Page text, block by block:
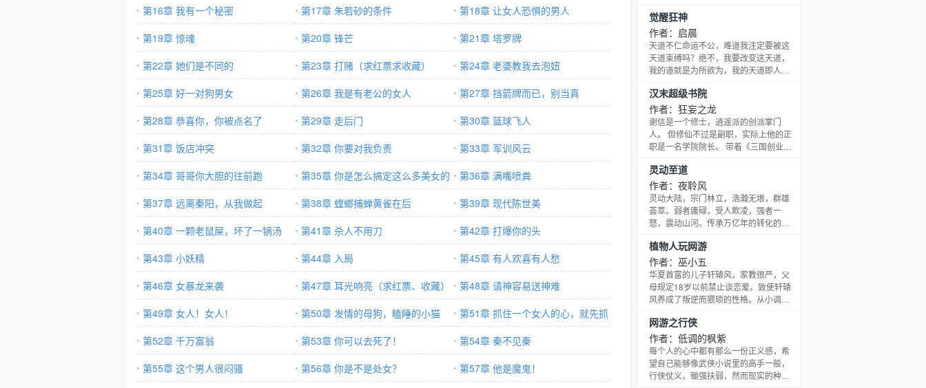
第16章 我有一个秘密
第17章 朱若砂的条件
第18章 让女人恐惧的男人
第19章 惊魂
第20章 锋芒
第21章 塔罗牌
第22章 她们是不同的
第23章 打赌（求红票求收藏）
第24章 老婆教我去泡妞
第25章 好一对狗男女
第26章 我是有老公的女人
第27章 挡箭牌而已，别当真
第28章 恭喜你，你被点名了
第29章 走后门
第30章 篮球飞人
第31章 饭店冲突
第32章 你要对我负责
第33章 军训风云
第34章 哥哥你大胆的往前跑
第35章 你是怎么搞定这么多美女的
第36章 满嘴喷粪
第37章 远离秦阳，从我做起
第38章 螳螂捕蝉黄雀在后
第39章 现代陈世美
第40章 一颗老鼠屎，坏了一锅汤
第41章 杀人不用刀
第42章 打爆你的头
第43章 小妖精
第44章 入局
第45章 有人欢喜有人愁
第46章 女暴龙来袭
第47章 耳光响亮（求红票、收藏）
第48章 请神容易送神难
第49章 女人！女人！
第50章 发情的母狗，瞌睡的小猫
第51章 抓住一个女人的心，就先抓
住她的胃
第52章 千万富翁 第53章 你可以去死了！
第54章 秦不见秦
第55章 这个男人很闷骚
第56章 你是不是处女？
第57章 他是魔鬼！
多。②本文依旧主攻攻控，中篇，文1作
者
漠，全身散发着冰冷气息的男子告诉
她：你已经是我的妻子，不要再做蠢事
了？
觉醒狂神
作者：启晨
天道不仁命运不公，难道我注定要被这
天道束缚吗？绝不，我要改变这天道，
我的道就是为所欲为，我的天道即人
亡，如此而已，否则活得像窝囊废一样
有什么意思呢，我一定要创造属于我自
己的辉煌！
汉末超级书院
作者：狂妄之龙
谢信是一个修士，逍遥派的创派掌门
人。 但修仙不过是副职，实际上他的正
职是一名学院院长。 带着《三国创业
谢家的一个庶出子弟。更是因为反应慢
了点，成为了一名优秀的教育工作者。
本以为修仙很牛气，但却被告知不能直
接干涉俗世历史展。 不过没关系，不能
直接咱们就间接。 名下那么多历史名人
和平吧！ 至于咱们，专心将书院展成为
世界第一大书院，
灵动至道
作者：夜聆风
灵动大陆，宗门林立，浩瀚无垠，群雄
荟萃。弱者庸碌，受人欺凌，强者一
怒，震动山河。传承万亿年的转化的气
古，无数年的传承在这一世绽放，这注
定是一个璀璨的黄金盛世，荒兽宝术，
八大秘法，一脉又一脉至高道藏纷争，
欲重塑这一世。谁又能不朽，超越在
上，永世长存，斩断身后事？
植物人玩网游
作者：巫小五
华夏首富的儿子轩辕风，家教很严，父
母规定18岁以前禁止谈恋爱。致使轩辕
风养成了叛逆而猥琐的性格。从小调皮
玩老爸的赛车冲上高速而发生车祸。车
祸造成了起严重的脑震动，虽然外伤都
痊愈了，但身体确还是不受意识的控
制，成为了…
网游之行侠
作者：低调的枫紫
每个人的心中都有那么一份正义感，希
望自己能够像武侠小说里的高手一般，
行侠仗义，锄强扶弱，然而现实的种